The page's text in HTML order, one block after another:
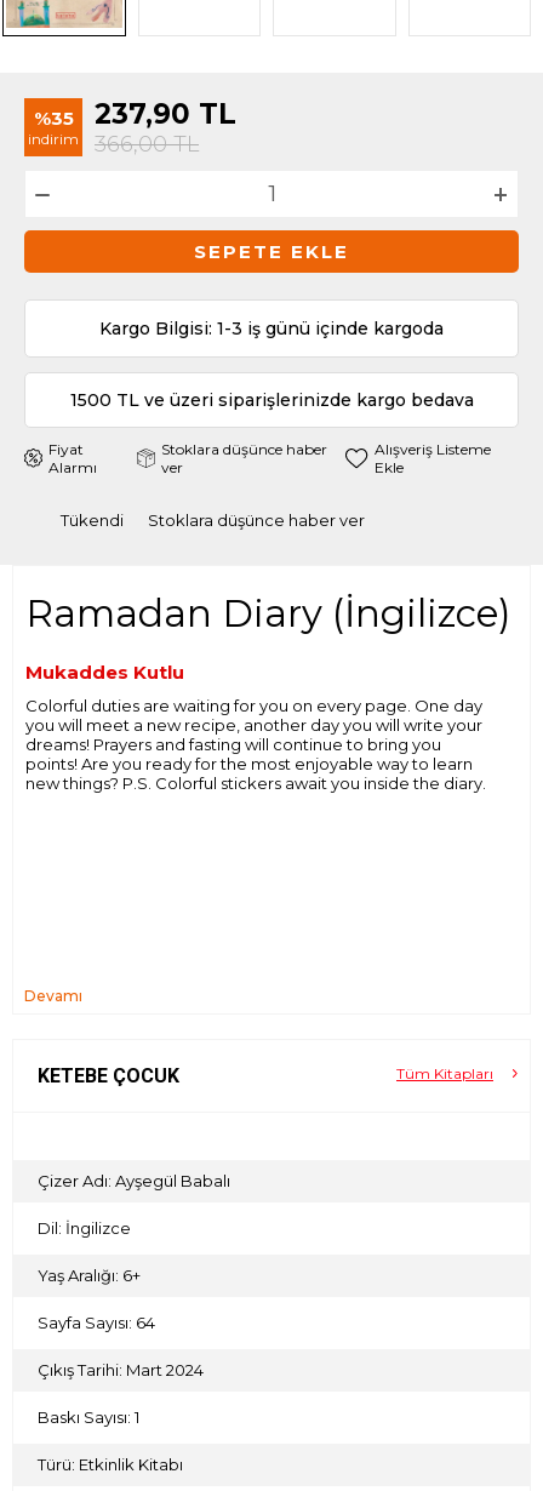
%35
indirim
237,90 TL
366,00TL
SEPETE EKLE
Kargo Bilgisi: 1-3 iş günü içinde kargoda
1500 TL ve üzeri siparişlerinizde kargo bedava
Fiyat
Alarmı
Stoklara düşünce haber
ver
Alışveriş Listeme
Ekle
Tükendi Stoklara düşünce haber ver
Ramadan Diary (İngilizce)
Mukaddes Kutlu
Colorful duties are waiting for you on every page. One day
you will meet a new recipe, another day you will write your
dreams! Prayers and fasting will continue to bring you
points! Are you ready for the most enjoyable way to learn
new things? P.S. Colorful stickers await you inside the diary.
Devamı
KETEBE ÇOCUK Tüm Kitapları
Çizer Adı: Ayşegül Babalı
Dil: İngilizce
Yaş Aralığı: 6+
Sayfa Sayısı: 64
Çıkış Tarihi: Mart 2024
Baskı Sayısı: 1
Türü: Etkinlik Kitabı